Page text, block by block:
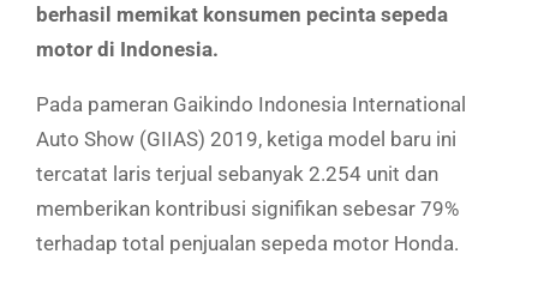
berhasil memikat konsumen pecinta sepeda
motor di Indonesia.
Pada pameran Gaikindo Indonesia International
Auto Show (GIIAS) 2019, ketiga model baru ini
tercatat laris terjual sebanyak 2.254 unit dan
memberikan kontribusi signifikan sebesar 79%
terhadap total penjualan sepeda motor Honda.